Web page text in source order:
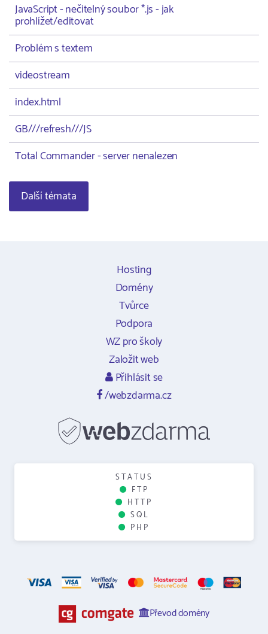
JavaScript - nečitelný soubor *.js - jak
prohlížet/editovat
Problém s textem
videostream
index.html
GB///refresh///JS
Total Commander - server nenalezen
Další témata
Hosting
Domény
Tvůrce
Podpora
WZ pro školy
Založit web
Přihlásit se
/webzdarma.cz
STATUS
FTP
HTTP
SQL
PHP
Převod domény